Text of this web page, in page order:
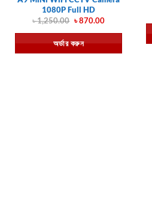
1080P Full HD
৳1,250.00 Original
was:
৳ 1,250.00.
৳870.00Current
is:
৳ 870.00.
অর্ডার করুন